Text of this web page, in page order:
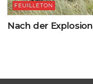
FEUILLETON
Nach der Explosion